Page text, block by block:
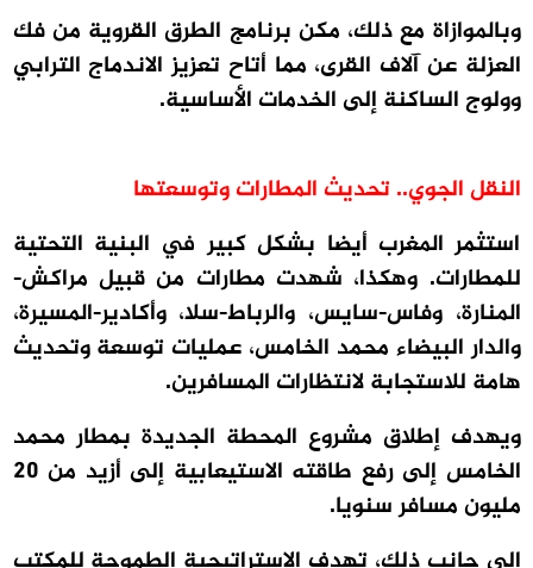
وبالموازاة مع ذلك، مكن برنامج الطرق القروية من فك
العزلة عن آلاف القرى، مما أتاح تعزيز الاندماج الترابي
وولوج الساكنة إلى الخدمات الأساسية.
النقل الجوي.. تحديث المطارات وتوسعتها
استثمر المغرب أيضا بشكل كبير في البنية التحتية
للمطارات. وهكذا، شهدت مطارات من قبيل مراكش-
المنارة، وفاس-سايس، والرباط-سلا، وأكادير-المسيرة،
والدار البيضاء محمد الخامس، عمليات توسعة وتحديث
هامة للاستجابة لانتظارات المسافرين.
ويهدف إطلاق مشروع المحطة الجديدة بمطار محمد
الخامس إلى رفع طاقته الاستيعابية إلى أزيد من 20
مليون مسافر سنويا.